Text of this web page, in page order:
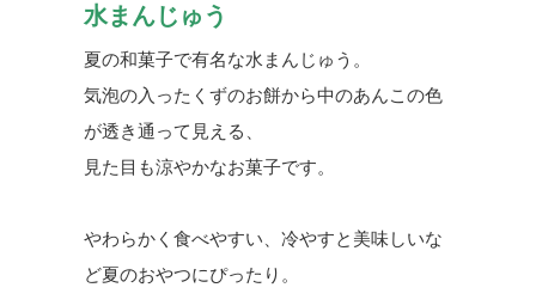
水まんじゅう
夏の和菓子で有名な水まんじゅう。
気泡の入ったくずのお餅から中のあんこの色
が透き通って見える、
見た目も涼やかなお菓子です。
やわらかく食べやすい、冷やすと美味しいな
ど夏のおやつにぴったり。